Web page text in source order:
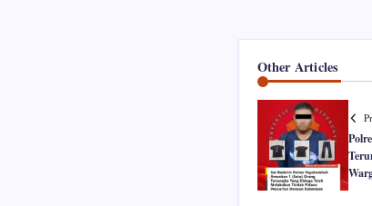
Other Articles